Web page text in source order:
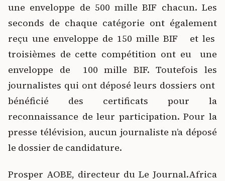
une enveloppe de 500 mille BIF chacun. Les
seconds de chaque catégorie ont également
reçu une enveloppe de 150 mille BIF et les
troisièmes de cette compétition ont eu une
enveloppe de 100 mille BIF. Toutefois les
journalistes qui ont déposé leurs dossiers ont
bénéficié des certificats pour la
reconnaissance de leur participation. Pour la
presse télévision, aucun journaliste n’a déposé
le dossier de candidature.
Prosper AOBE, directeur du Le Journal.Africa